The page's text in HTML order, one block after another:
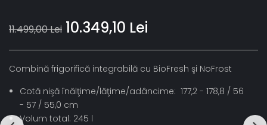
11.499,00 Lei 10.349,10 Lei
Combină frigorifică integrabilă cu BioFresh şi NoFrost
Cotă nişă înălţime/lăţime/adâncime: 177,2 - 178,8 / 56
- 57 / 55,0 cm
Volum total: 245 l